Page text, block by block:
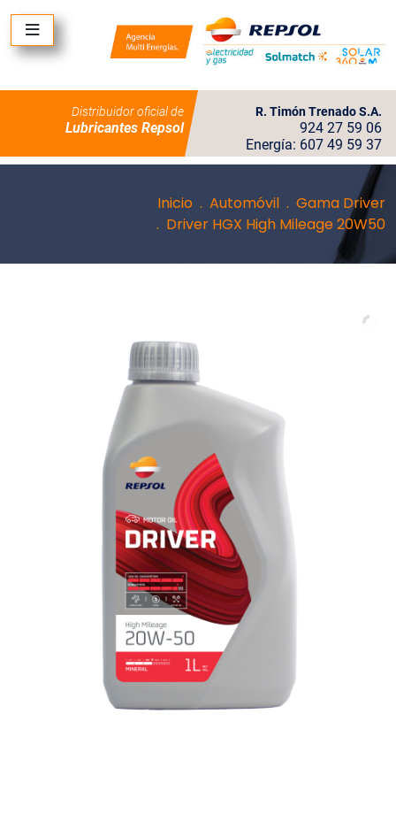
Distribuidor oficial de
Lubricantes Repsol
R. Timón Trenado S.A.
924 27 59 06
Energía: 607 49 59 37
Inicio Automóvil
Gama Driver
Driver HGX High Mileage 20W50